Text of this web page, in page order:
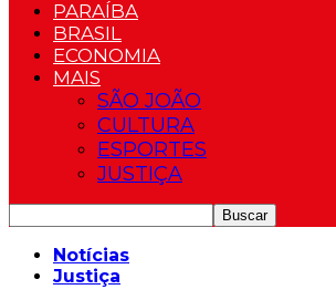
PARAÍBA
BRASIL
ECONOMIA
MAIS
SÃO JOÃO
CULTURA
ESPORTES
JUSTIÇA
Notícias
Justiça